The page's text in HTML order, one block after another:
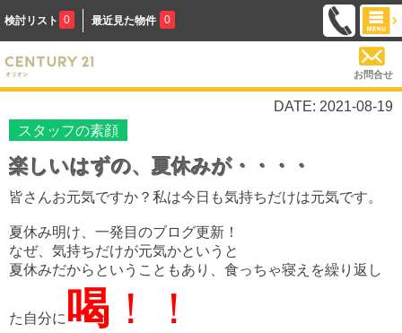
検討リスト 0 最近見た物件 0
お問合せ
DATE: 2021-08-19
スタッフの素顔
楽しいはずの、夏休みが・・・・
皆さんお元気ですか？私は今日も気持ちだけは元気です。
夏休み明け、一発目のブログ更新！
なぜ、気持ちだけが元気かというと
夏休みだからということもあり、食っちゃ寝えを繰り返し
た自分に 喝 ！！